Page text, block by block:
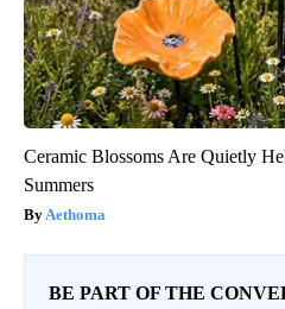
Ceramic Blossoms Are Quietly
Summers
Aethoma
BE PART OF THE